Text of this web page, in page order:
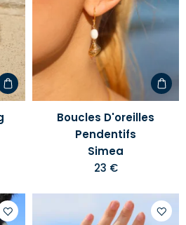
d'envies
à
Boucles D'oreilles
Pendentifs
Simea
23 €